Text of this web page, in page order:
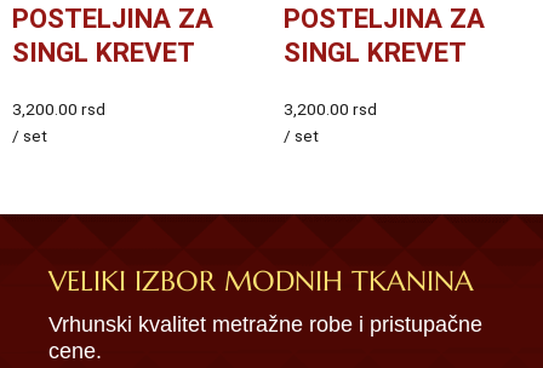
POSTELJINA ZA
SINGL KREVET
3,200.00 rsd
/ set
POSTELJINA ZA
SINGL KREVET
3,200.00 rsd
/ set
VELIKI IZBOR MODNIH TKANINA
Vrhunski kvalitet metražne robe i pristupačne
cene.